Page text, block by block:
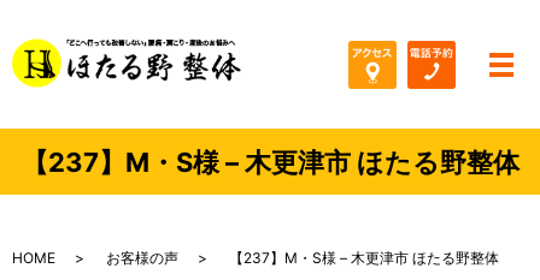
メ
【237】M・S様 – 木更津市 ほたる野整体
HOME お客様の声 【237】M・S様 – 木更津市 ほたる野整体